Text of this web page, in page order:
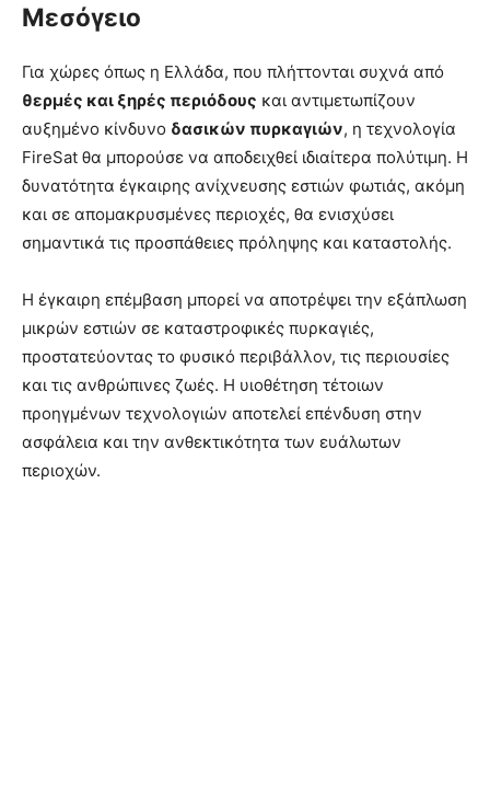
Μεσόγειο
Για χώρες όπως η Ελλάδα, που πλήττονται συχνά από
θερμές και ξηρές περιόδους και αντιμετωπίζουν
αυξημένο κίνδυνο δασικών πυρκαγιών, η τεχνολογία
FireSat θα μπορούσε να αποδειχθεί ιδιαίτερα πολύτιμη. Η
δυνατότητα έγκαιρης ανίχνευσης εστιών φωτιάς, ακόμη
και σε απομακρυσμένες περιοχές, θα ενισχύσει
σημαντικά τις προσπάθειες πρόληψης και καταστολής.
Η έγκαιρη επέμβαση μπορεί να αποτρέψει την εξάπλωση
μικρών εστιών σε καταστροφικές πυρκαγιές,
προστατεύοντας το φυσικό περιβάλλον, τις περιουσίες
και τις ανθρώπινες ζωές. Η υιοθέτηση τέτοιων
προηγμένων τεχνολογιών αποτελεί επένδυση στην
ασφάλεια και την ανθεκτικότητα των ευάλωτων
περιοχών.